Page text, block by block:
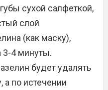
сухой салфеткой,
слой
(как маску),
3-4 минуты.
будет удалять
по истечении